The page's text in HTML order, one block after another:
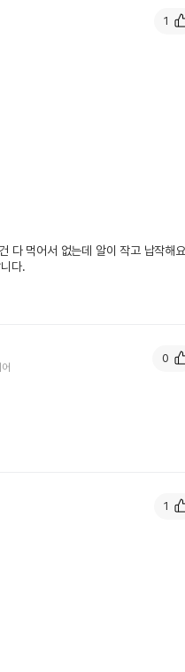
다 먹어서 없는데 알이 작고 납작해
다.
1
0
1